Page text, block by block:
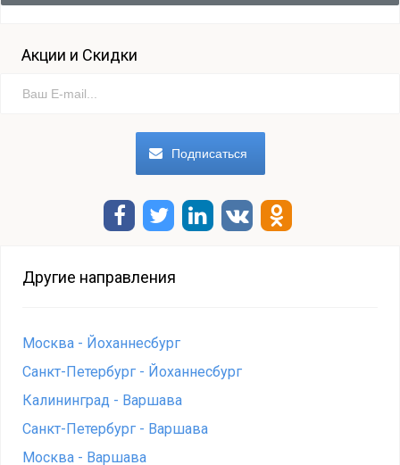
Акции и Скидки
Другие направления
Москва - Йоханнесбург
Санкт-Петербург - Йоханнесбург
Калининград - Варшава
Санкт-Петербург - Варшава
Москва - Варшава